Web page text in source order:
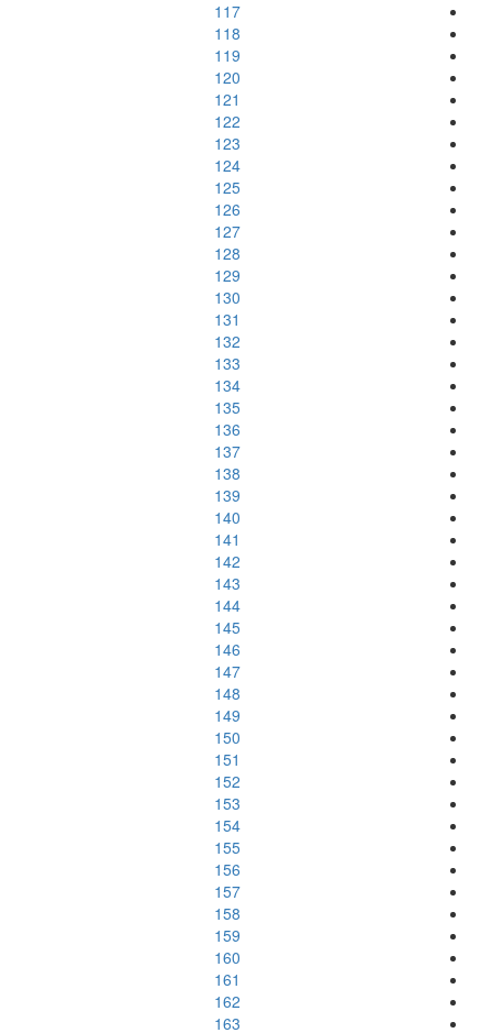
117
118
119
120
121
122
123
124
125
126
127
128
129
130
131
132
133
134
135
136
137
138
139
140
141
142
143
144
145
146
147
148
149
150
151
152
153
154
155
156
157
158
159
160
161
162
163